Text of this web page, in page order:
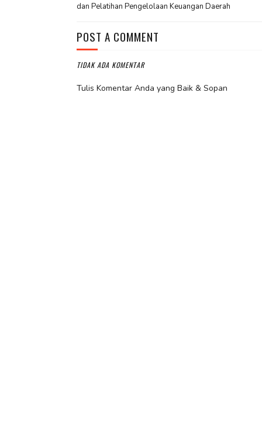
dan Pelatihan Pengelolaan Keuangan Daerah
POST A COMMENT
TIDAK ADA KOMENTAR
Tulis Komentar Anda yang Baik & Sopan